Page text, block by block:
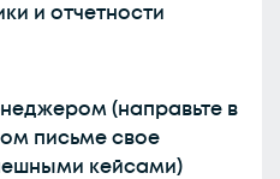
и отчетности
(направьте в
письме свое
кейсами)